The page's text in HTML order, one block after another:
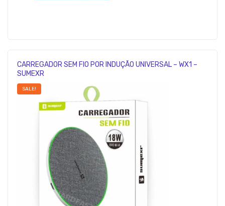
CARREGADOR SEM FIO POR INDUÇÃO UNIVERSAL – WX1 –
SUMEXR
SALE!